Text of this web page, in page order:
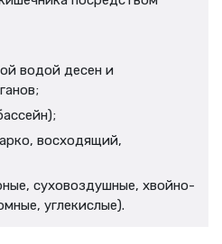
водой десен и
восходящий,
суховоздушные, хвойно-
углекислые).